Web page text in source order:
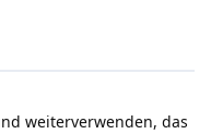
weiterverwenden, das